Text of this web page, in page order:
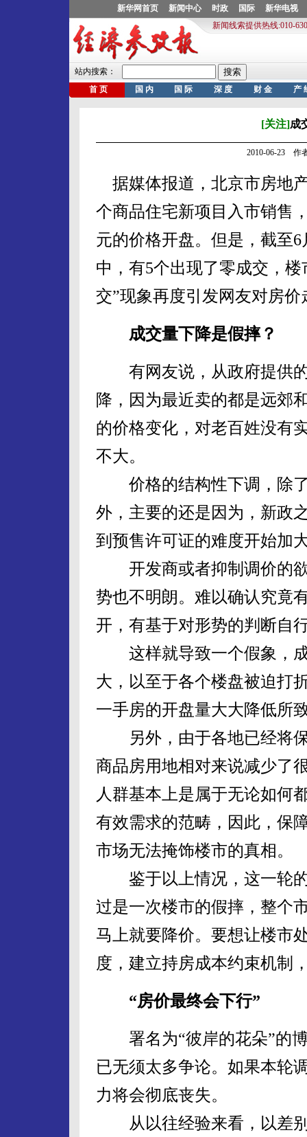
[关注]成
2010-06-23 作
据媒体报道，北京市房地
个商品住宅新项目入市销售
元的价格开盘。但是，截至
中，有5个出现了零成交，
交”现象再度引发网友对房价
成交量下降是假摔？
有网友说，从政府提供的
降，因为最近卖的都是远郊
的价格变化，对老百姓没有
不大。
价格的结构性下调，除了
外，主要的还是因为，新政
到预售许可证的难度开始加
开发商或者抑制调价的欲
势也不明朗。难以确认究竟
开，有基于对形势的判断自
这样就导致一个假象，成
大，以至于各个楼盘被迫打
一手房的开盘量大大降低所
另外，由于各地已经将保
商品房用地相对来说减少了
人群基本上是属于无论如何
有效需求的范畴，因此，保
市场无法掩饰楼市的真相。
鉴于以上情况，这一轮的
过是一次楼市的假摔，整个
马上就要降价。要想让楼市
度，建立持房成本约束机制
“房价最终会下行”
署名为“彼岸的花朵”的博
已无须太多争论。如果本轮
力将会彻底丧失。
从以往经验来看，以差别